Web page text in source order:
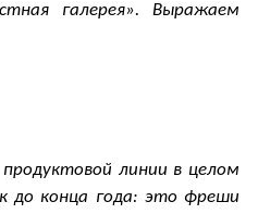
галерея». Выражаем
линии в целом
до конца года: это фреши